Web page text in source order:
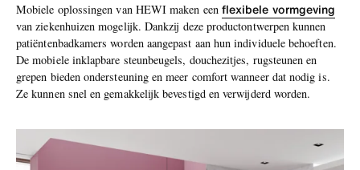
Mobiele oplossingen van HEWI maken een flexibele vormgeving
van ziekenhuizen mogelijk. Dankzij deze productontwerpen kunnen
patiëntenbadkamers worden aangepast aan hun individuele behoeften.
De mobiele inklapbare steunbeugels, douchezitjes, rugsteunen en
grepen bieden ondersteuning en meer comfort wanneer dat nodig is.
Ze kunnen snel en gemakkelijk bevestigd en verwijderd worden.